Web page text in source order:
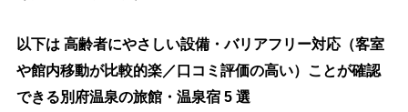
以下は 高齢者にやさしい設備・バリアフリー対応（客室
や館内移動が比較的楽／口コミ評価の高い）ことが確認
できる別府温泉の旅館・温泉宿 5 選